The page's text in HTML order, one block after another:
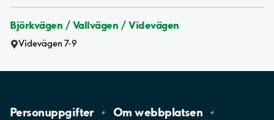
Björkvägen / Vallvägen / Videvägen
Videvägen 7-9
Personuppgifter Omwebbplatsen